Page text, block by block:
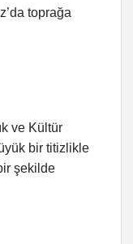
toprağa
ve Kültür
bir titizlikle
şekilde